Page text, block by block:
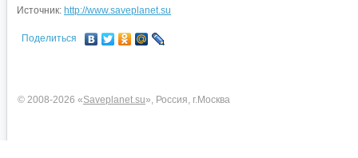
Источник: http://www.saveplanet.su
Поделиться
© 2008-2026 «Saveplanet.su», Россия, г.Москва